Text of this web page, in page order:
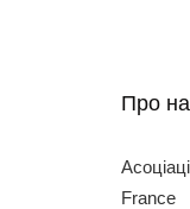
Про
France